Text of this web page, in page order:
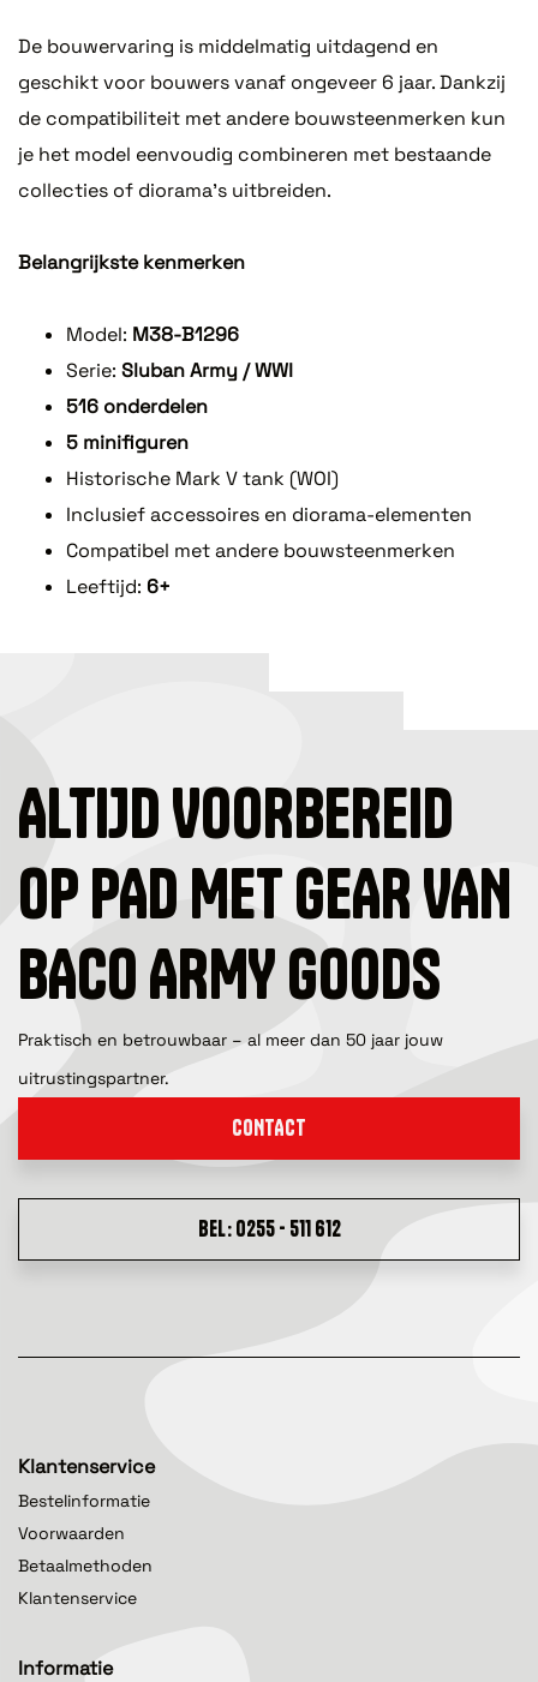
De bouwervaring is middelmatig uitdagend en
geschikt voor bouwers vanaf ongeveer 6 jaar. Dankzij
de compatibiliteit met andere bouwsteenmerken kun
je het model eenvoudig combineren met bestaande
collecties of diorama’s uitbreiden.
Belangrijkste kenmerken
Model: M38-B1296
Serie: Sluban Army / WWI
516 onderdelen
5 minifiguren
Historische Mark V tank (WOI)
Inclusief accessoires en diorama-elementen
Compatibel met andere bouwsteenmerken
Leeftijd: 6+
ALTIJD VOORBEREID
OP PAD MET GEAR VAN
BACO ARMY GOODS
Praktisch en betrouwbaar – al meer dan 50 jaar jouw
uitrustingspartner.
CONTACT
BEL: 0255 - 511 612
Klantenservice
Bestelinformatie
Voorwaarden
Betaalmethoden
Klantenservice
Informatie